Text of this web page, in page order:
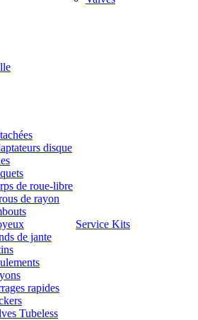
disque
de roue-libre
de rayon
de jante
rapides
Tubeless
Service Kits